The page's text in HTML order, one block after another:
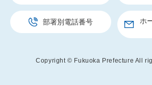
部署別電話番号
ホ
Copyright © Fukuoka Prefecture All